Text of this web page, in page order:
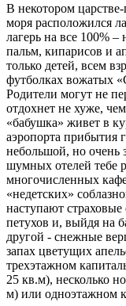
В некотором
моря расположился
лагерь на все 100%
пальм, кипарисов и
только детей, всем
футболках вожатых
Родители могут не
отдохнет не хуже,
«бабушка» живет в
аэропорта прибытия
небольшой, но очень
шумных отелей тебе
многочисленных
«недетских»
наступают
петухов и, выйдя на
другой - снежные
запах цветущих
трехэтажном
25 кв.м), несколько
м) или одноэтажном